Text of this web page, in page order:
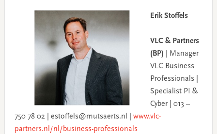
Erik Stoffels
VLC & Partners
(BP) | Manager
VLC Business
Professionals |
Specialist PI &
Cyber | 013 –
750 78 02 | estoffels@mutsaerts.nl | www.vlc-
partners.nl/nl/business-professionals